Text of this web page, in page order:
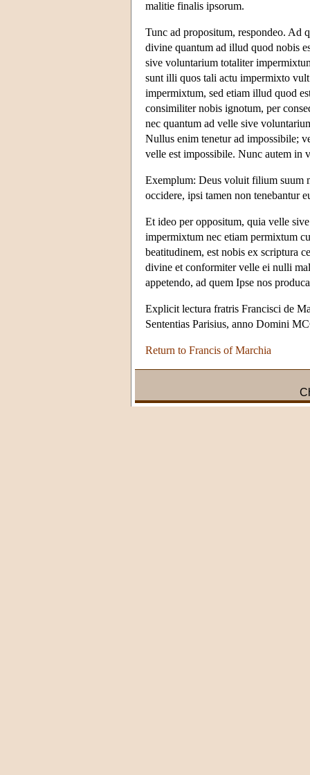
malitie finalis ipsorum.
Tunc ad propositum, respondeo. Ad
divine quantum ad illud quod nobis
sive voluntarium totaliter
sunt illi quos tali actu impermixto
impermixtum, sed etiam illud quod
consimiliter nobis ignotum, per
nec quantum ad velle sive
Nullus enim tenetur ad impossibile;
velle est impossibile. Nunc autem in
Exemplum: Deus voluit filium suum
occidere, ipsi tamen non tenebantur
Et ideo per oppositum, quia velle
impermixtum nec etiam permixtum
beatitudinem, est nobis ex scriptura
divine et conformiter velle ei nulli
appetendo, ad quem Ipse nos
Explicit lectura fratris Francisci de
Sententias Parisius, anno Domini
Return to Francis of Marchia